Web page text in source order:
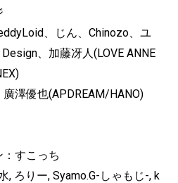
、じん、Chinozo、ユ
、加藤冴人(LOVE ANNE
澤優也(APDREAM/HANO)
すこっち
, ろりー, Syamo.G-しゃもじ-, k